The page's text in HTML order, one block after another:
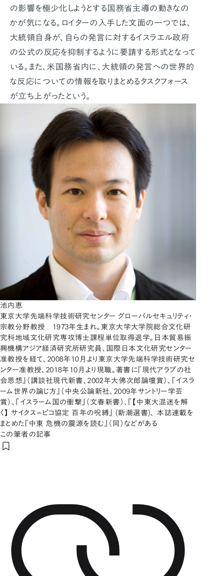
の影響を極少化しようとする国務省主導の動きなの
かが気になる。ロイターの入手した文面の一つでは、
大統領自身が、自らの発言に対するイスラエル政府
の公式の反応を抑制するように要請する形式となって
いる。また、米国務省内に、大統領の発言への世界的
な反応についての情報を取りまとめるタスクフォース
が立ち上がったという。
池内恵
東京大学先端科学技術研究センター グローバルセキュリティ・
宗教分野教授 1973年生まれ。東京大学大学院総合文化研
究科地域文化研究専攻博士課程単位取得退学。日本貿易振
興機構アジア経済研究所研究員、国際日本文化研究センター
准教授を経て、2008年10月より東京大学先端科学技術研究セ
ンター准教授、2018年10月より現職。著書に『現代アラブの社
会思想』（講談社現代新書、2002年大佛次郎論壇賞）、『イスラ
ーム世界の論じ方』（中央公論新社、2009年サントリー学芸
賞）、『イスラーム国の衝撃』（文春新書）、『【中東大混迷を解
く】 サイクス=ピコ協定 百年の呪縛』 (新潮選書)、 本誌連載を
まとめた『中東 危機の震源を読む』（同）などがある
この筆者の記事